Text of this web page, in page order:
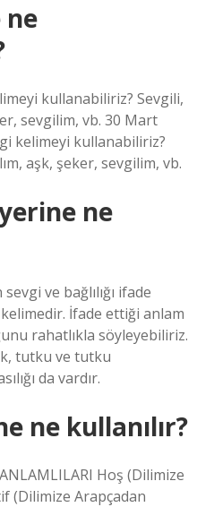
ne
kullanabiliriz? Sevgili,
sevgilim, vb. 30 Mart
kelimeyi kullanabiliriz?
aşk, şeker, sevgilim, vb.
ne
ve bağlılığı ifade
İfade ettiği anlam
rahatlıkla söyleyebiliriz.
tutku ve tutku
da vardır.
ne kullanılır?
Hoş (Dilimize
(Dilimize Arapçadan